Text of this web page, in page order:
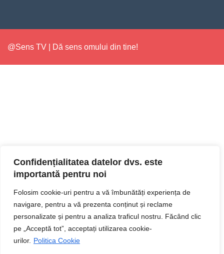
Confidențialitatea datelor dvs. este
importantă pentru noi
Folosim cookie-uri pentru a vă îmbunătăți experiența de
navigare, pentru a vă prezenta conținut și reclame
personalizate și pentru a analiza traficul nostru. Făcând clic
pe „Acceptă tot”, acceptați utilizarea cookie-
urilor. Politica Cookie
@Sens TV | Dă sens omului din tine!